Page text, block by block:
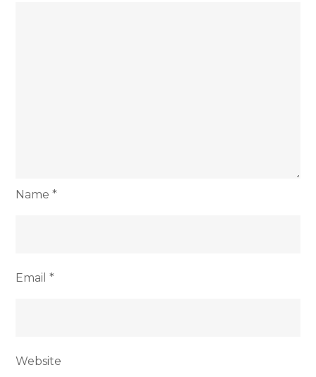
Name*
Email*
Website